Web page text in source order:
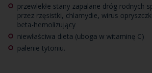
przewlekłe stany zapalane dróg rodnych
przez rzęsistki, chlamydie, wirus
beta-hemolizujący
niewłaściwa dieta (uboga w witaminę C)
palenie tytoniu.